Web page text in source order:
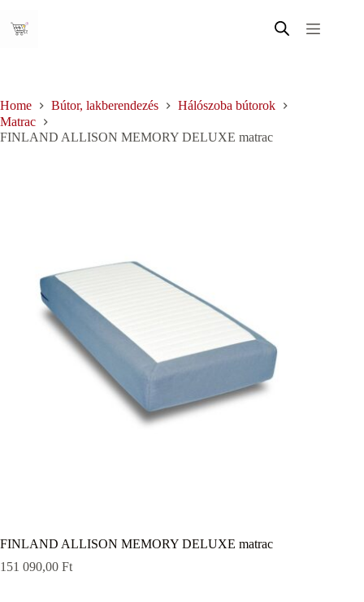
content
Home Bútor, lakberendezés
Hálószoba bútorok
Matrac
FINLAND ALLISON MEMORY DELUXE matrac
FINLAND ALLISON MEMORY DELUXE matrac
151 090,00 Ft